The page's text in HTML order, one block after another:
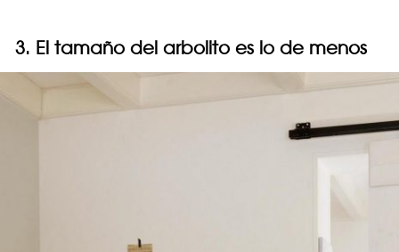
3. El tamaño del arbolito es lo de menos